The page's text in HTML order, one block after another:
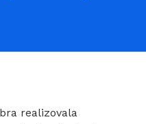
realizovala